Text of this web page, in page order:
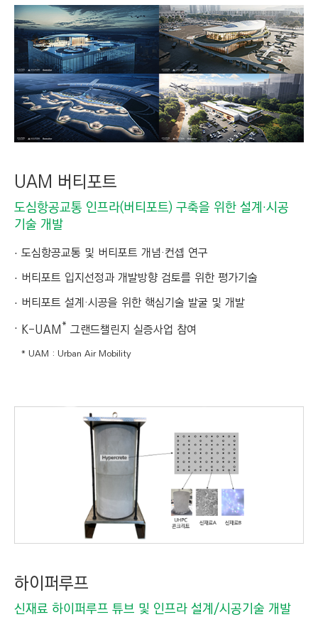
UAM 버티포트
도심항공교통 인프라(버티포트) 구축을 위한 설계·시공
기술 개발
도심항공교통 및 버티포트 개념·컨셉 연구
버티포트 입지선정과 개발방향 검토를 위한 평가기술
버티포트 설계·시공을 위한 핵심기술 발굴 및 개발
K-UAM* 그랜드챌린지 실증사업 참여
* UAM : Urban Air Mobility
하이퍼루프
신재료 하이퍼루프 튜브 및 인프라 설계/시공기술 개발